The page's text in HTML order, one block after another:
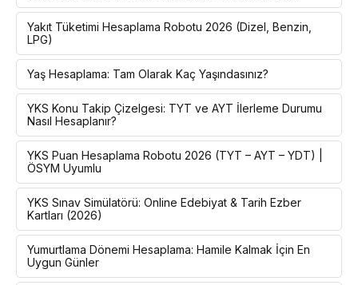
Yakıt Tüketimi Hesaplama Robotu 2026 (Dizel, Benzin,
LPG)
Yaş Hesaplama: Tam Olarak Kaç Yaşındasınız?
YKS Konu Takip Çizelgesi: TYT ve AYT İlerleme Durumu
Nasıl Hesaplanır?
YKS Puan Hesaplama Robotu 2026 (TYT – AYT – YDT) |
ÖSYM Uyumlu
YKS Sınav Simülatörü: Online Edebiyat & Tarih Ezber
Kartları (2026)
Yumurtlama Dönemi Hesaplama: Hamile Kalmak İçin En
Uygun Günler